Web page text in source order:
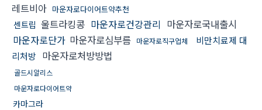
레트비아 마운자로다이어트약추천
센트립 울트라킹콩 마운자로건강관리 마운자로국내출시
마운자로단가 마운자로심부름 마운자로직구업체
비만치료제 대
리처방 마운자로처방방법
골드시알리스
마운자로다이어트약
카마그라